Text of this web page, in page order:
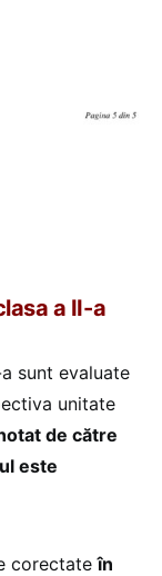
a II-a
sunt evaluate
unitate
de către
este
corectateîn